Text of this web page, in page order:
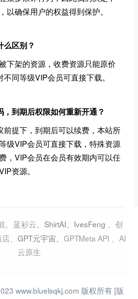
以确保用户的权益得到保护。
么区别？
下架的资源，收费资源只能原价
同等级VIP会员可直接下载。
到期后权限如何重新开通？
前提下，到期后可以续费，本站所
级VIP会员可直接下载，特殊资源
，VIP会员在会员有效期内可以任
资源。
蓝衫云 ShirtAI IvesFeng
创
店、 GPT元宇宙 GPTMeta API
AI
云原生
www.bluelsqkj.com 版权所有 [版